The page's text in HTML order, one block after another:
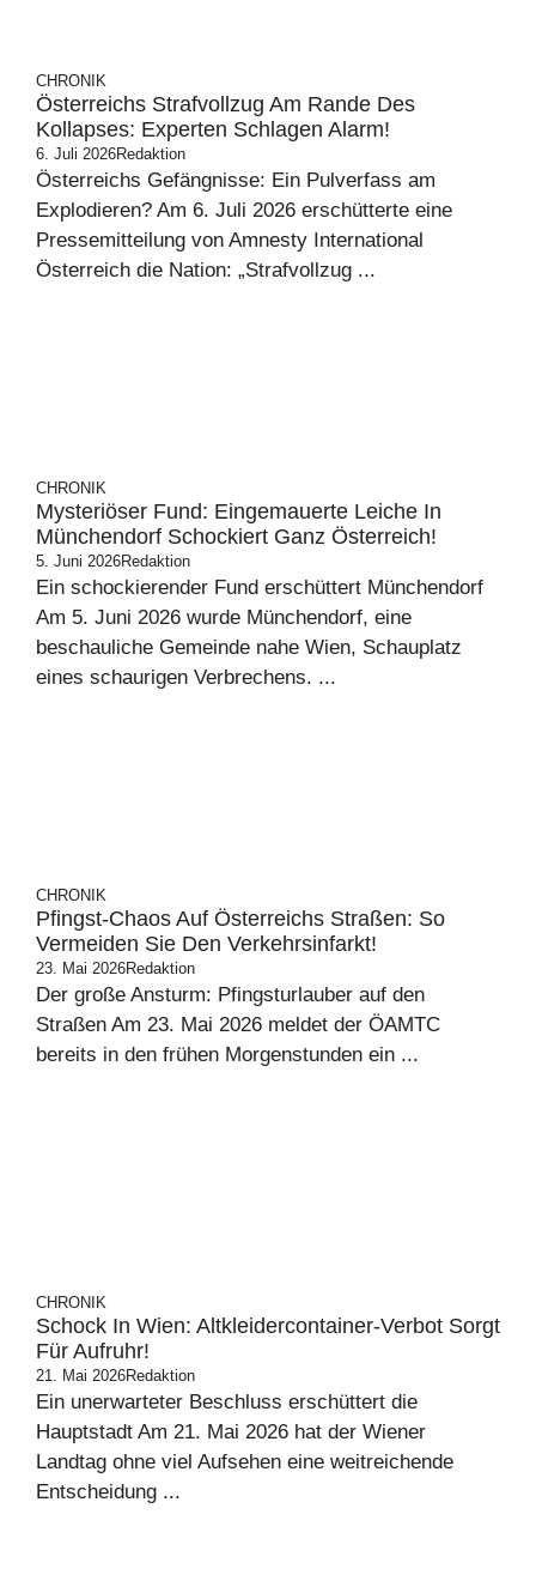
CHRONIK
Österreichs Strafvollzug Am Rande Des
Kollapses: Experten Schlagen Alarm!
6. Juli 2026Redaktion
Österreichs Gefängnisse: Ein Pulverfass am
Explodieren? Am 6. Juli 2026 erschütterte eine
Pressemitteilung von Amnesty International
Österreich die Nation: „Strafvollzug ...
CHRONIK
Mysteriöser Fund: Eingemauerte Leiche In
Münchendorf Schockiert Ganz Österreich!
5. Juni 2026Redaktion
Ein schockierender Fund erschüttert Münchendorf
Am 5. Juni 2026 wurde Münchendorf, eine
beschauliche Gemeinde nahe Wien, Schauplatz
eines schaurigen Verbrechens. ...
CHRONIK
Pfingst-Chaos Auf Österreichs Straßen: So
Vermeiden Sie Den Verkehrsinfarkt!
23. Mai 2026Redaktion
Der große Ansturm: Pfingsturlauber auf den
Straßen Am 23. Mai 2026 meldet der ÖAMTC
bereits in den frühen Morgenstunden ein ...
CHRONIK
Schock In Wien: Altkleidercontainer-Verbot Sorgt
Für Aufruhr!
21. Mai 2026Redaktion
Ein unerwarteter Beschluss erschüttert die
Hauptstadt Am 21. Mai 2026 hat der Wiener
Landtag ohne viel Aufsehen eine weitreichende
Entscheidung ...